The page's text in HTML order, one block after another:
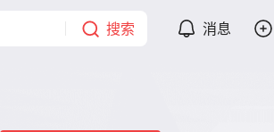
搜索 消息